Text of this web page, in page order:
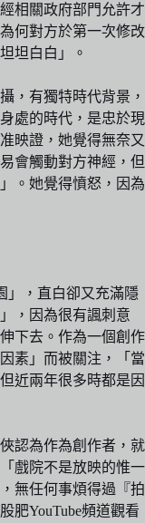
相關政府部門允許才
何對方於第一次修改
坦白白」。
，有獨特時代背景，
處的時代，是忠於現
映證，她覺得無奈又
會觸動對方神經，但
。她覺得憤怒，因為
」，直白卻又充滿隱
，因為很有諷刺意
下去。作為一個創作
素」而被關注，「當
近兩年很多時都是因
認為作為創作者，就
戲院不是放映的惟一
無任何事煩得過『拍
肥YouTube頻道觀看